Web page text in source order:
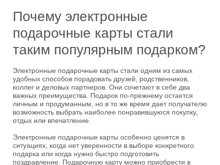
Почему электронные
подарочные карты стали
таким популярным подарком?
Электронные подарочные карты стали одним из самых
удобных способов порадовать друзей, родственников,
коллег и деловых партнеров. Они сочетают в себе два
важных преимущества. Подарок по-прежнему остается
личным и продуманным, но в то же время дает получателю
возможность выбрать наиболее понравившуюся покупку,
отдых или впечатление.
Электронные подарочные карты особенно ценятся в
ситуациях, когда нет уверенности в выборе конкретного
подарка или когда нужно быстро подготовить
поздравление. Подарочную карту можно приобрести в